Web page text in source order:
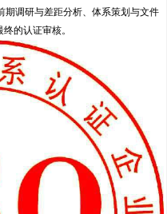
期调研与差距分析、体系策划与文件
的认证审核。